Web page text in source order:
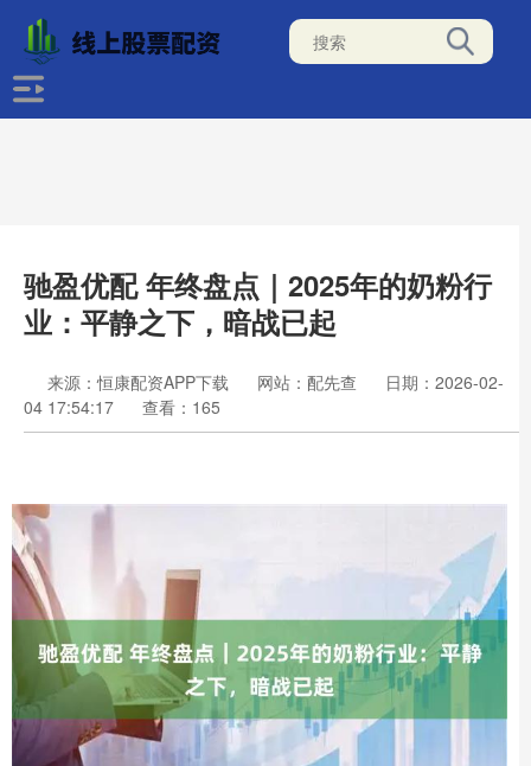
驰盈优配 年终盘点｜2025年的奶粉行
业：平静之下，暗战已起
来源：恒康配资APP下载 网站：配先查
日期：2026-02-
04 17:54:17
查看：165